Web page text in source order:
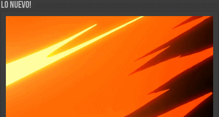
LO NUEVO!